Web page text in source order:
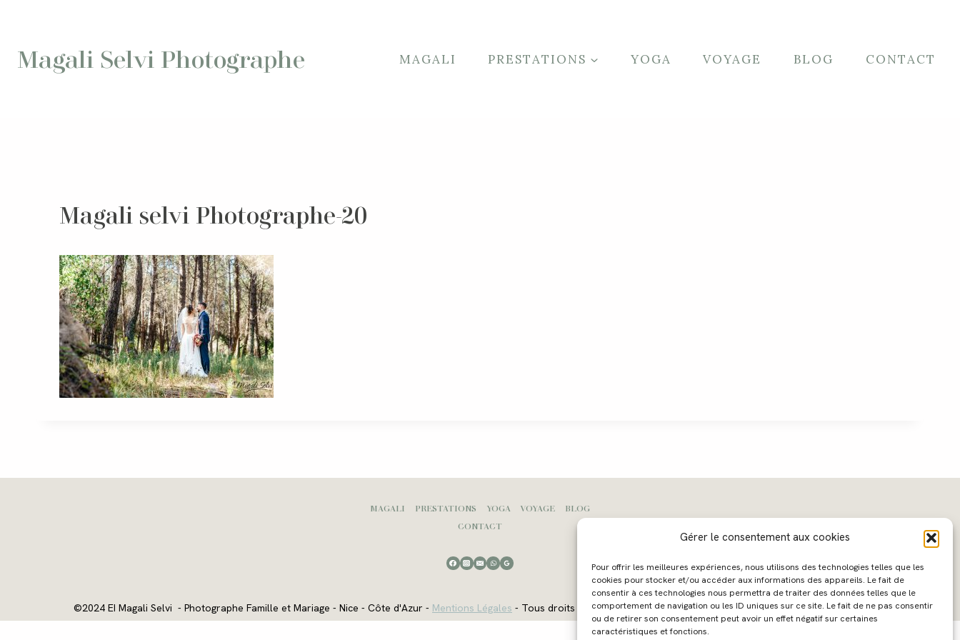
Gérer le consentement aux cookies
Pour offrir les meilleures expériences, nous utilisons des technologies telles que les
cookies pour stocker et/ou accéder aux informations des appareils. Le fait de
consentir à ces technologies nous permettra de traiter des données telles que le
comportement de navigation ou les ID uniques sur ce site. Le fait de ne pas consentir
ou de retirer son consentement peut avoir un effet négatif sur certaines
caractéristiques et fonctions.
Magali Selvi Photographe MAGALI PRESTATIONS YOGA VOYAGE BLOG CONTACT
Magali selvi Photographe-20
MAGALI PRESTATIONS YOGA VOYAGE
BLOG
CONTACT
©2024 EI Magali Selvi - Photographe Famille et Mariage - Nice - Côte d'Azur - Mentions Légales - Tous droits réservés - Webdesign :Caroline Liabot- Hébergement :Azur Média